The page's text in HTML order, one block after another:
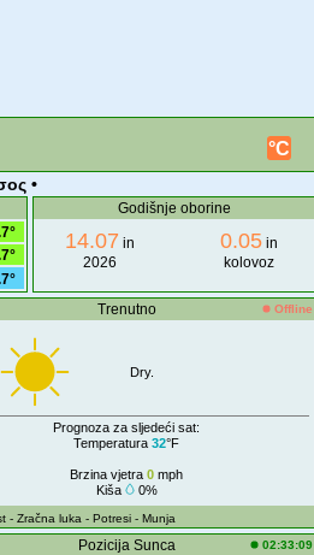
°C
•
Godišnje oborine
14.07 in
2026
0.05in
kolovoz
Trenutno Offline
Dry.
Prognoza za sljedeći sat:
Temperatura 32°F
Brzina vjetra 0 mph
Kiša
0%
- Zračna luka - Potresi - Munja
Pozicija Sunca 02:33:09